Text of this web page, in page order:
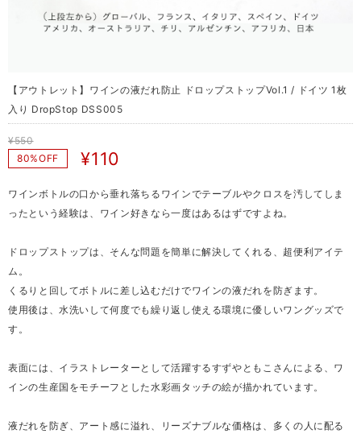
【アウトレット】ワインの液だれ防止 ドロップストップVol.1 / ドイツ 1枚
入り DropStop DSS005
¥550
80%OFF
¥110
ワインボトルの口から垂れ落ちるワインでテーブルやクロスを汚してしま
ったという経験は、ワイン好きなら一度はあるはずですよね。
ドロップストップは、そんな問題を簡単に解決してくれる、超便利アイテ
ム。
くるりと回してボトルに差し込むだけでワインの液だれを防ぎます。
使用後は、水洗いして何度でも繰り返し使える環境に優しいワングッズで
す。
表面には、イラストレーターとして活躍するすずやともこさんによる、ワ
インの生産国をモチーフとした水彩画タッチの絵が描かれています。
液だれを防ぎ、アート感に溢れ、リーズナブルな価格は、多くの人に配る